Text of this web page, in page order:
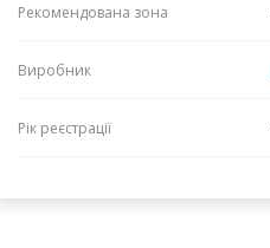
Рекомендована зона
Виробник
Рік реєстрації